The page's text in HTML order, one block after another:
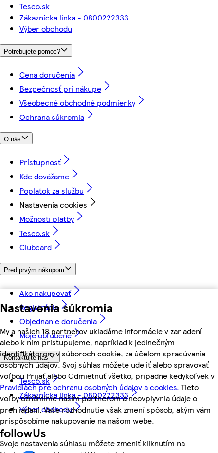
Nastavenia súkromia
My a našich 18 partnerov ukladáme informácie v zariadení
alebo k nim pristupujeme, napríklad k jedinečným
identifikátorom v súboroch cookie, za účelom spracúvania
osobných údajov. Svoj súhlas môžete udeliť alebo spravovať
voľbou Prijať alebo Odmietnuť všetko, prípadne kedykoľvek v
Pravidlách pre ochranu osobných údajov a cookies. Tieto
voľby oznámime našim partnerom a neovplyvnia údaje o
prehliadaní. Vaše rozhodnutie však zmení spôsob, akým vám
prispôsobíme nakupovanie na našom webe.
Svoje nastavenia súhlasu môžete zmeniť kliknutím na
Tesco.sk
Zákaznícka linka - 0800222333
Výber obchodu
Potrebujete pomoc?
Cena doručenia
Bezpečnosť pri nákupe
Všeobecné obchodné podmienky
Ochrana súkromia
O nás
Prístupnosť
Kde dovážame
Poplatok za službu
Nastavenia cookies
Možnosti platby
Tesco.sk
Clubcard
Pred prvým nákupom
Ako nakupovať
Registrácia
Objednanie doručenia
Moje obľúbené
Kontaktujte nás
Tesco.sk
Zákaznícka linka - 0800222333
Výber obchodu
followUs